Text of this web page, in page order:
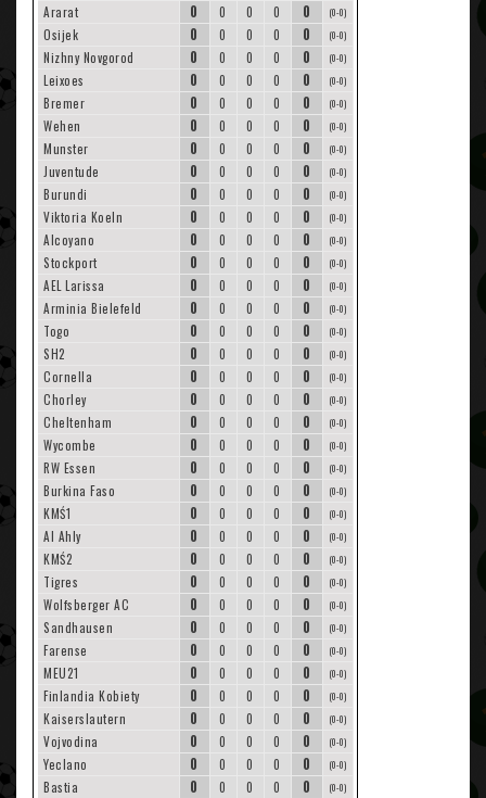
Ararat 0 0 0 0 0 (0-0)
Osijek 0 0 0 0 0 (0-0)
Nizhny Novgorod 0 0 0 0 0 (0-0)
Leixoes 0 0 0 0 0 (0-0)
Bremer 0 0 0 0 0 (0-0)
Wehen 0 0 0 0 0 (0-0)
Munster 0 0 0 0 0 (0-0)
Juventude 0 0 0 0 0 (0-0)
Burundi 0 0 0 0 0 (0-0)
Viktoria Koeln 0 0 0 0 0 (0-0)
Alcoyano 0 0 0 0 0 (0-0)
Stockport 0 0 0 0 0 (0-0)
AEL Larissa 0 0 0 0 0 (0-0)
Arminia Bielefeld 0 0 0 0 0 (0-0)
Togo 0 0 0 0 0 (0-0)
SH2 0 0 0 0 0 (0-0)
Cornella 0 0 0 0 0 (0-0)
Chorley 0 0 0 0 0 (0-0)
Cheltenham 0 0 0 0 0 (0-0)
Wycombe 0 0 0 0 0 (0-0)
RW Essen 0 0 0 0 0 (0-0)
Burkina Faso 0 0 0 0 0 (0-0)
KMŚ1 0 0 0 0 0 (0-0)
Al Ahly 0 0 0 0 0 (0-0)
KMŚ2 0 0 0 0 0 (0-0)
Tigres 0 0 0 0 0 (0-0)
Wolfsberger AC 0 0 0 0 0 (0-0)
Sandhausen 0 0 0 0 0 (0-0)
Farense 0 0 0 0 0 (0-0)
MEU21 0 0 0 0 0 (0-0)
Finlandia Kobiety 0 0 0 0 0 (0-0)
Kaiserslautern 0 0 0 0 0 (0-0)
Vojvodina 0 0 0 0 0 (0-0)
Yeclano 0 0 0 0 0 (0-0)
Bastia 0 0 0 0 0 (0-0)